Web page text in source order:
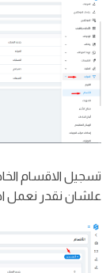
تسجيل الاقسام
علشان نقدر نعمل